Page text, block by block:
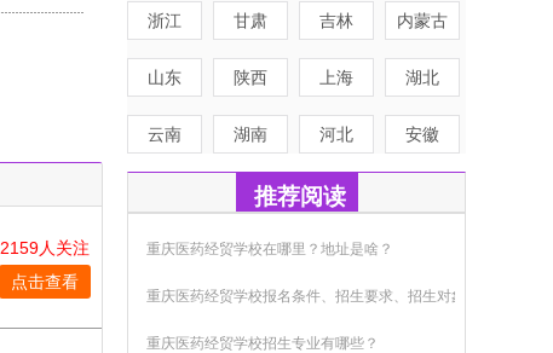
2159人关注
点击查看
浙江 甘肃 吉林 内蒙古
山东 陕西 上海 湖北
云南 湖南 河北 安徽
推荐阅读
重庆医药经贸学校在哪里？地址是啥？
重庆医药经贸学校报名条件、招生要求、招生对象
重庆医药经贸学校招生专业有哪些？